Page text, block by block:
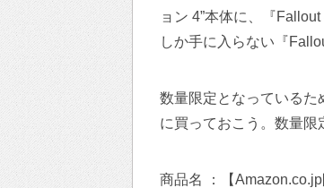
ョン 4”本体に、『
しか手に入らない『
数量限定となっているた
に買っておこう。数量限
商品名 ：【